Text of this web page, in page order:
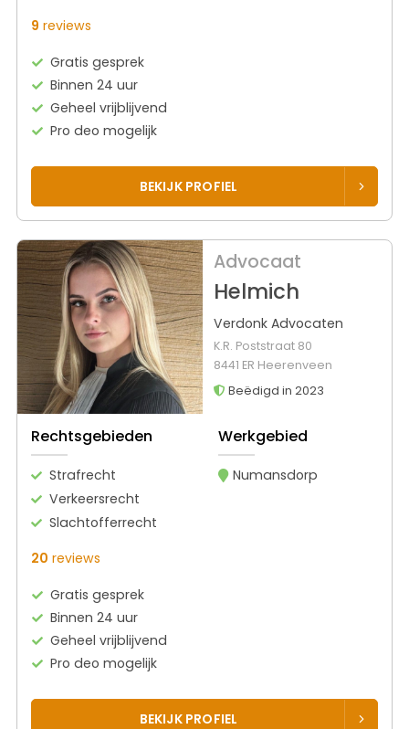
9 reviews
Gratis gesprek
Binnen 24 uur
Geheel vrijblijvend
Pro deo mogelijk
BEKIJK PROFIEL
Advocaat
Helmich
Verdonk Advocaten
K.R. Poststraat 80
8441 ER Heerenveen
Beëdigd in 2023
Rechtsgebieden
Strafrecht
Verkeersrecht
Slachtofferrecht
Werkgebied
Numansdorp
20 reviews
Gratis gesprek
Binnen 24 uur
Geheel vrijblijvend
Pro deo mogelijk
BEKIJK PROFIEL